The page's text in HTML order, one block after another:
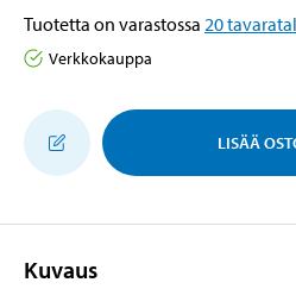
Tuotetta on varastossa 20
Verkkokauppa
LISÄÄ
Kuvaus